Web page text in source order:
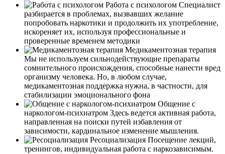
Работа с психологом Специалист
разбирается в проблемах, вызвавших желание
попробовать наркотики и продолжить их употребление,
искореняет их, используя профессиональные и
проверенные временем методики
Медикаментозная терапия
Мы не используем сильнодействующие препараты
сомнительного происхождения, способные нанести вред
организму человека. Но, в любом случае,
медикаментозная поддержка нужна, в частности, для
стабилизации эмоционального фона
Общение с
наркологом-психиатром Здесь ведется активная работа,
направленная на поиски путей избавления от
зависимости, кардинальное изменение мышления.
Ресоциализация Посещение лекций,
тренингов, индивидуальная работа с наркозависимым.